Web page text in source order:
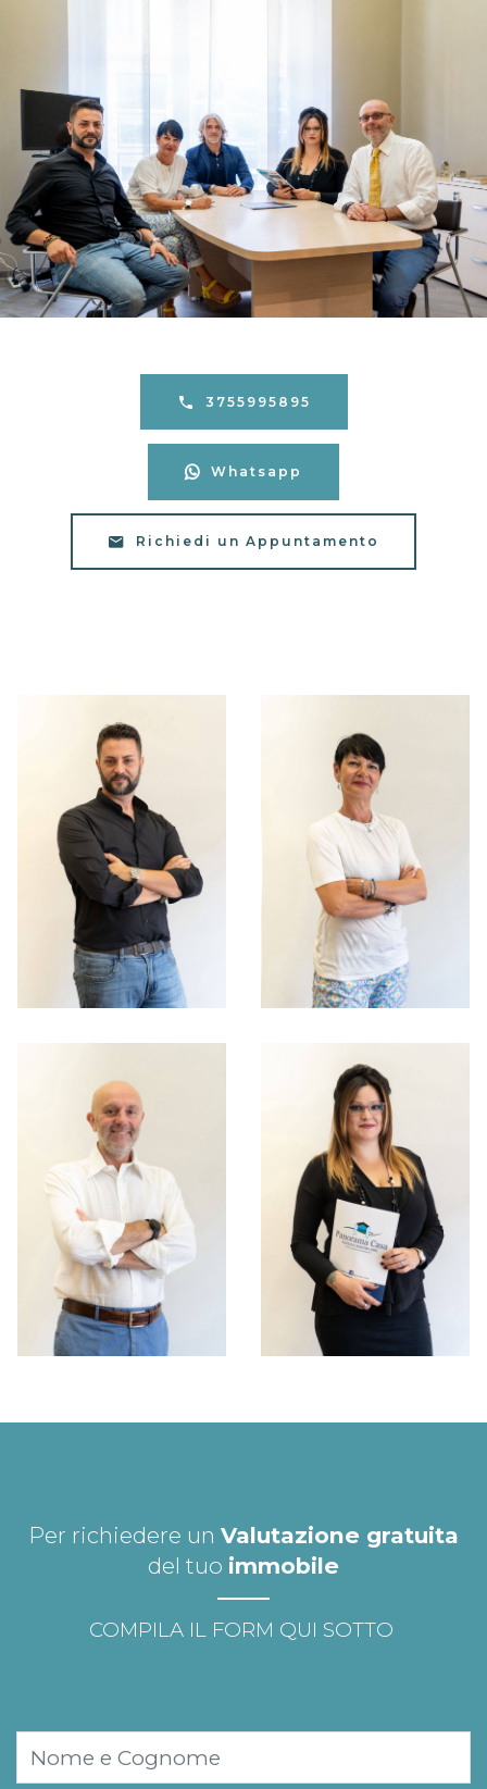
3755995895
Whatsapp
Richiedi un Appuntamento
Per richiedere un Valutazione gratuita
del tuo immobile
COMPILA IL FORM QUI SOTTO